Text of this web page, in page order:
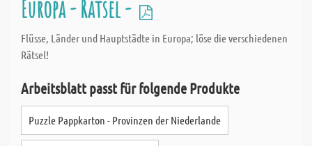
Europa - Rätsel -
Flüsse, Länder und Hauptstädte in Europa; löse die verschiedenen
Rätsel!
Arbeitsblatt passt für folgende Produkte
Puzzle Pappkarton - Provinzen der Niederlande